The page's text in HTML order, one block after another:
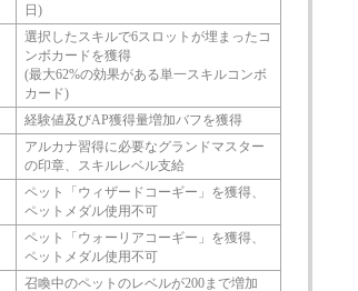
日)
選択したスキルで6スロットが埋まったコ
ンボカードを獲得
(最大62%の効果がある単一スキルコンボ
カード)
経験値及びAP獲得量増加バフを獲得
アルカナ習得に必要なグランドマスター
の印章、スキルレベル支給
ペット「ウィザードコーギー」を獲得、
ペットメダル使用不可
ペット「ウォーリアコーギー」を獲得、
ペットメダル使用不可
召喚中のペットのレベルが200まで増加